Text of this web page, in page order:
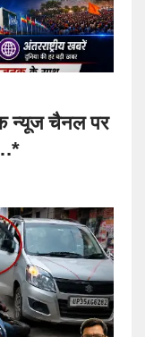
न्यूज चैनल पर